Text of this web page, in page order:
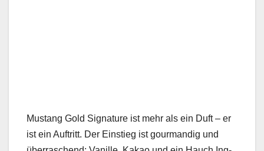
Mus­tang Gold Sig­na­ture ist mehr als ein Duft – er
ist ein Auftritt. Der Ein­stieg ist gour­mandig und